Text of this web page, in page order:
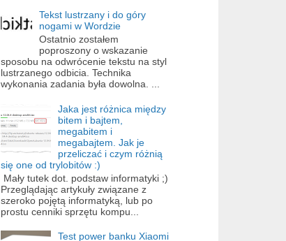
Tekst lustrzany i do góry
nogami w Wordzie
Ostatnio zostałem
poproszony o wskazanie
sposobu na odwrócenie tekstu na styl
lustrzanego odbicia. Technika
wykonania zadania była dowolna. ...
Jaka jest różnica między
bitem i bajtem,
megabitem i
megabajtem. Jak je
przeliczać i czym różnią
się one od trylobitów :)
Mały tutek dot. podstaw informatyki ;)
Przeglądając artykuły związane z
szeroko pojętą informatyką, lub po
prostu cenniki sprzętu kompu...
Test power banku Xiaomi